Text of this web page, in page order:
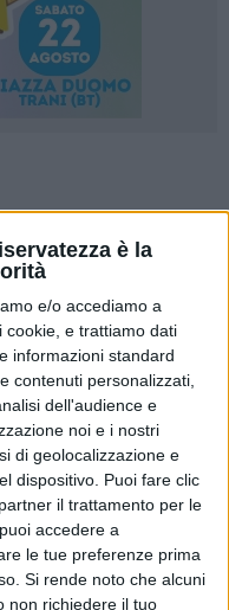
è la
e/o accediamo a
cookie, e trattiamo dati
informazioni standard
contenuti personalizzati,
dell'audience e
noi e i nostri
di geolocalizzazione e
dispositivo. Puoi fare clic
il trattamento per le
accedere a
le tue preferenze prima
Si rende noto che alcuni
non richiedere il tuo
Sono questi i temi su cui
Repubblica il
Nel corso della
con alcuni
di raccolta: «Siamo
- che la raccolta dei
per evitare
dei rifiuti nelle
estremamente nocive
per consentire il
i rifiuti in risorse.
dopo la prima
migliorata per